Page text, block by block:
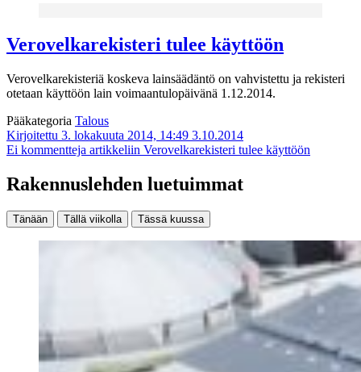
Verovelkarekisteri tulee käyttöön
Verovelkarekisteriä koskeva lainsäädäntö on vahvistettu ja rekisteri
otetaan käyttöön lain voimaantulopäivänä 1.12.2014.
Pääkategoria Talous
Kirjoitettu 3. lokakuuta 2014, 14:49 3.10.2014
Ei kommentteja artikkeliin Verovelkarekisteri tulee käyttöön
Rakennuslehden luetuimmat
Tänään Tällä viikolla Tässä kuussa